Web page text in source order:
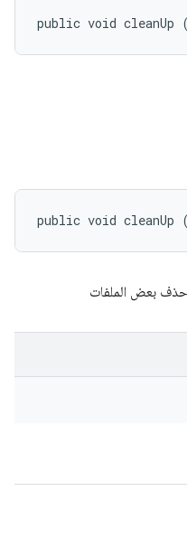
public void cleanUp
public void cleanUp
حذف بعض الملفات